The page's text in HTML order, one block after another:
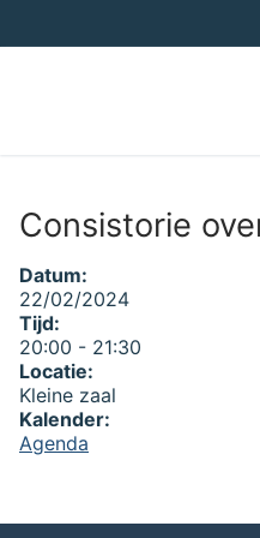
naar
Consistorie
Datum:
22/02/2024
Tijd:
20:00 - 21:30
Locatie:
Kleine zaal
Kalender:
Agenda